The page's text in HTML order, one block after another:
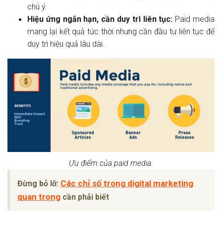
chú ý.
Hiệu ứng ngắn hạn, cần duy trì liên tục: Paid media
mang lại kết quả tức thời nhưng cần đầu tư liên tục để
duy trì hiệu quả lâu dài.
Ưu điểm của paid media.
Đừng bỏ lỡ: Các chỉ số trong digital marketing
quan trọng cần phải biết